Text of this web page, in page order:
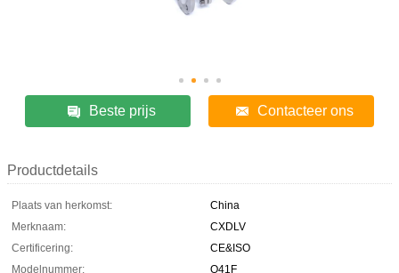
Beste prijs Contacteer ons
Productdetails
Plaats van herkomst:
China
Merknaam:
CXDLV
Certificering:
CE&ISO
Modelnummer:
Q41F